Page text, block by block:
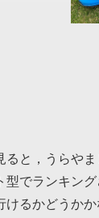
と，うらやま
型でランキン
けるかどうか